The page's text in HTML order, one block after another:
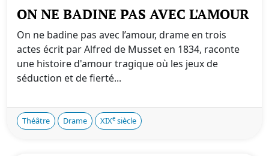
ON NE BADINE PAS AVEC L'AMOUR
On ne badine pas avec l’amour, drame en trois
actes écrit par Alfred de Musset en 1834, raconte
une histoire d'amour tragique où les jeux de
séduction et de fierté...
Théâtre Drame XIXe siècle